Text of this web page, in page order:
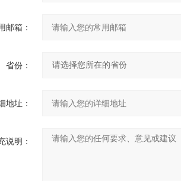
邮箱：
省份：
地址：
说明：